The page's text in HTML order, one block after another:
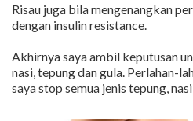
Risau juga bila mengenangkan
dengan insulin resistance.
Akhirnya saya ambil keputusan
nasi, tepung dan gula. Perlahan-
saya stop semua jenis tepung, nasi